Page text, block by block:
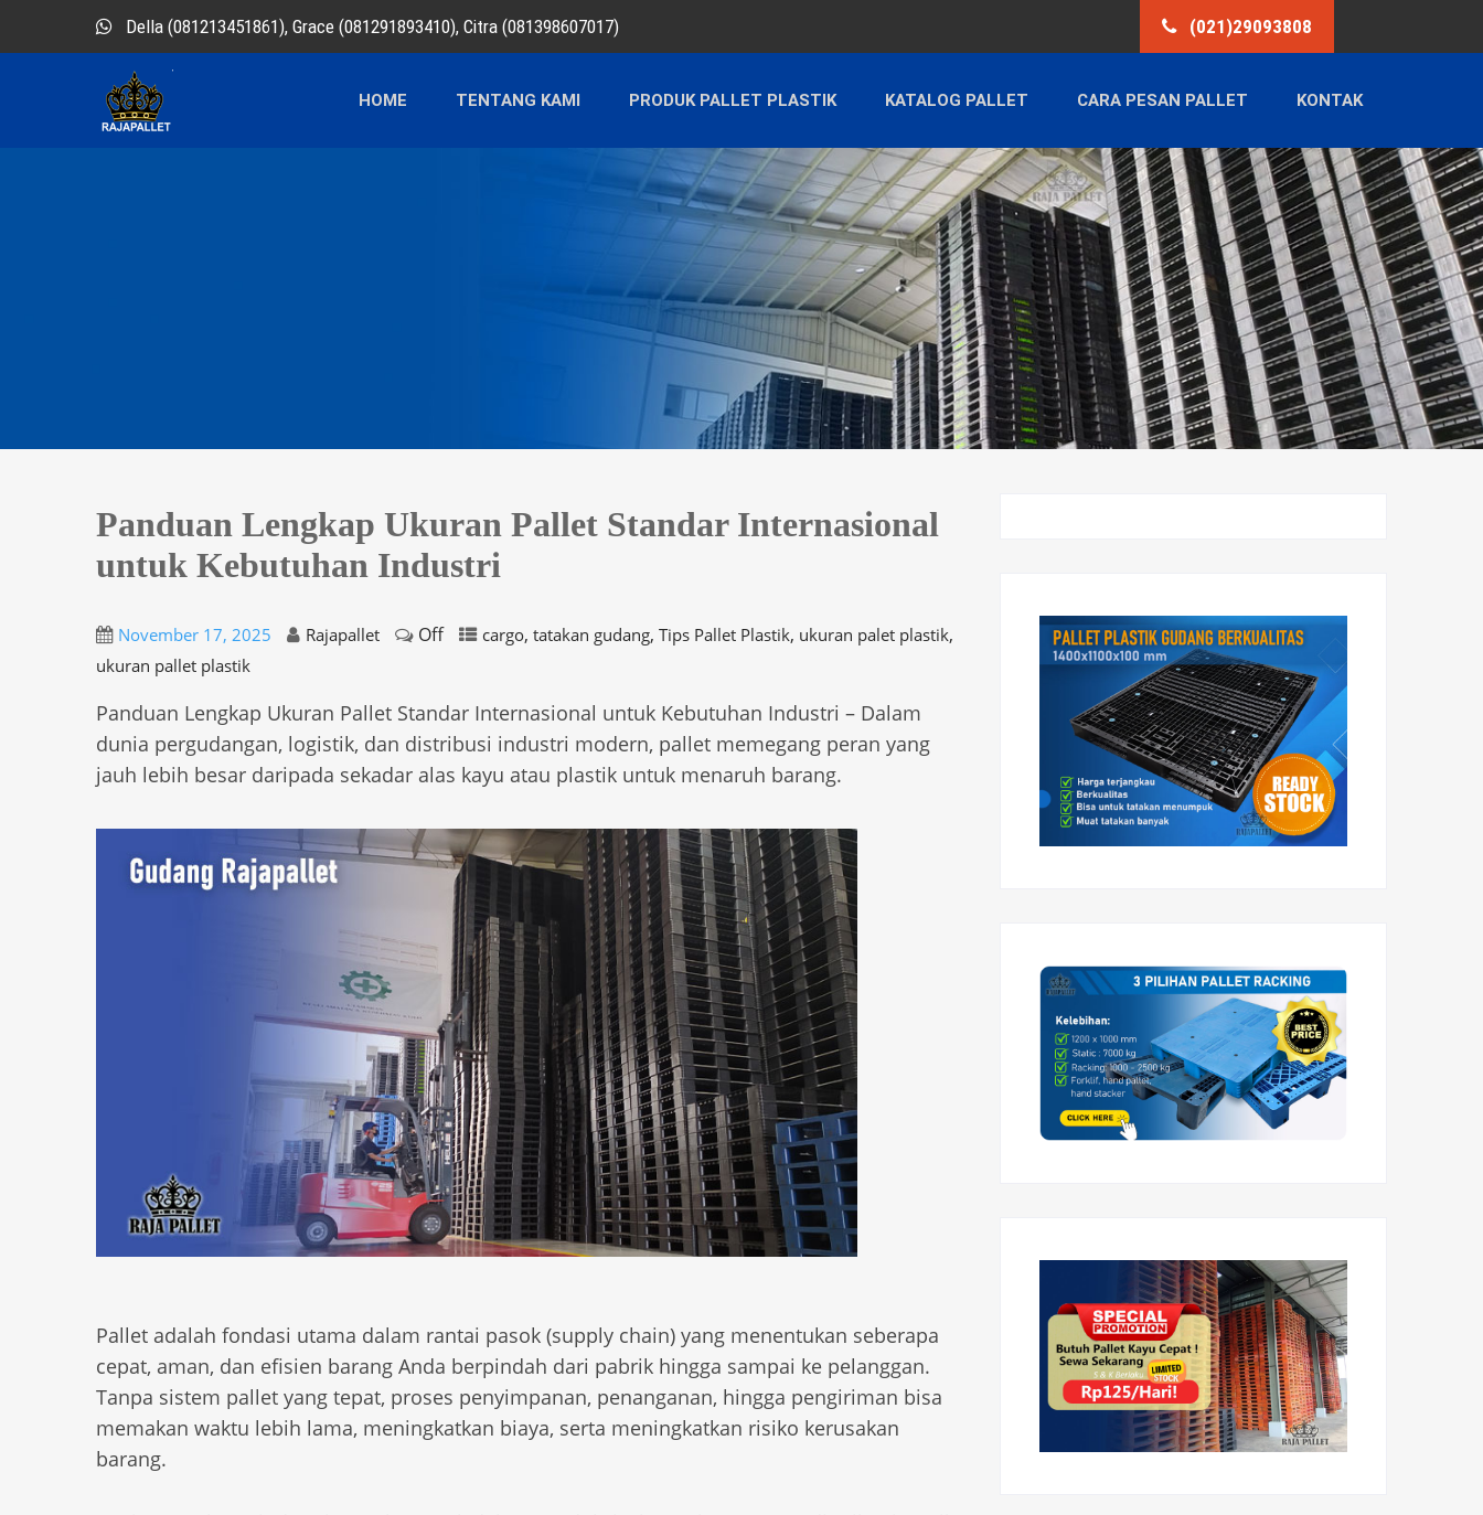
Della (081213451861), Grace (081291893410), Citra (081398607017) (021)29093808
HOME TENTANG KAMI PRODUK PALLET PLASTIK KATALOG PALLET CARA PESAN PALLET KONTAK
Panduan Lengkap Ukuran Pallet Standar Internasional
untuk Kebutuhan Industri
November 17, 2025 Rajapallet Off cargo, tatakan gudang, Tips Pallet Plastik, ukuran palet plastik,
ukuran pallet plastik
Panduan Lengkap Ukuran Pallet Standar Internasional untuk Kebutuhan Industri – Dalam
dunia pergudangan, logistik, dan distribusi industri modern, pallet memegang peran yang
jauh lebih besar daripada sekadar alas kayu atau plastik untuk menaruh barang.
Pallet adalah fondasi utama dalam rantai pasok (supply chain) yang menentukan seberapa
cepat, aman, dan efisien barang Anda berpindah dari pabrik hingga sampai ke pelanggan.
Tanpa sistem pallet yang tepat, proses penyimpanan, penanganan, hingga pengiriman bisa
memakan waktu lebih lama, meningkatkan biaya, serta meningkatkan risiko kerusakan
barang.